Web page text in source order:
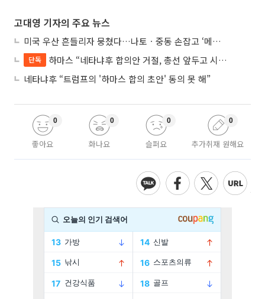
고대영 기자의 주요 뉴스
미국 우산 흔들리자 뭉쳤다…나토ㆍ중동 손잡고 ‘메카 공동방위’ 조약 체결
단독
하마스 “네타냐후 합의안 거절, 총선 앞두고 시간 끌기”
네타냐후 “트럼프의 '하마스 합의 초안' 동의 못 해”
좋아요
0
화나요
0
슬퍼요
0
추가취재 원해요
0